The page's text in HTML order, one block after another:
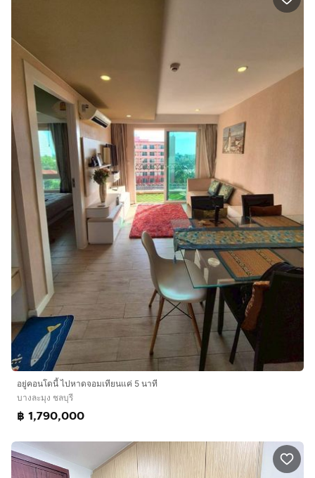
อยู่คอนโดนี้ ไปหาดจอมเทียนแค่ 5 นาที
บางละมุง ชลบุรี
฿ 1,790,000